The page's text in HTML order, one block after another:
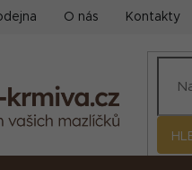
O nás Kontakty